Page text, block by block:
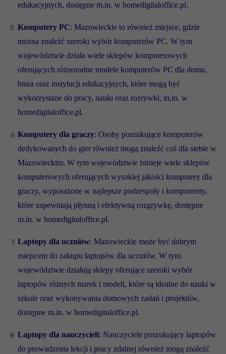
edukacyjnych, dostępne m.in. w homedigitaloffice.pl.
Komputery PC: Mazowieckie to również miejsce, gdzie
można znaleźć szeroki wybór komputerów PC. W tym
województwie działa wiele sklepów komputerowych
oferujących różnorodne modele komputerów PC dla domu,
biura oraz instytucji edukacyjnych, które mogą być
wykorzystane do pracy, nauki oraz rozrywki, m.in. w
homedigitaloffice.pl.
Komputery dla graczy: Osoby poszukujące komputerów
dedykowanych do gier również mogą znaleźć coś dla siebie w
Mazowieckim. W tym województwie istnieje wiele sklepów
komputerowych oferujących wysokiej jakości komputery dla
graczy, wyposażone w najlepsze podzespoły i komponenty,
które zapewniają płynną i efektywną rozgrywkę, dostępne
m.in. w homedigitaloffice.pl.
Laptopy dla uczniów: Mazowieckie może być dobrym
miejscem do zakupu laptopów dla uczniów. W tym
województwie działają sklepy oferujące szeroki wybór
laptopów różnych marek i modeli, które są idealne do nauki w
szkole oraz wykonywania domowych zadań i projektów,
dostępne m.in. w homedigitaloffice.pl.
Laptopy dla nauczycieli: Nauczyciele poszukujący laptopów
do prowadzenia lekcji i pracy zdalnej również mogą znaleźć